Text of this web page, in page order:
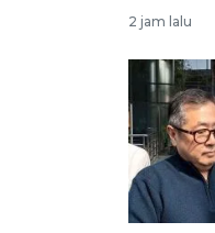
2 jam lalu